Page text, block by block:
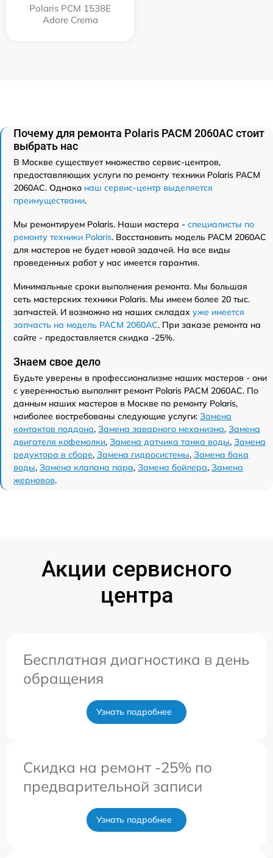
Polaris PCM 1538E
Adore Crema
Почему для ремонта Polaris PACM 2060AC стоит
выбрать нас
В Москве существует множество сервис-центров,
предоставляющих услуги по ремонту техники Polaris PACM
2060AC. Однако наш сервис-центр выделяется
преимуществами.
Мы ремонтируем Polaris. Наши мастера - специалисты по
ремонту техники Polaris. Восстановить модель PACM 2060AC
для мастеров не будет новой задачей. На все виды
проведенных работ у нас имеется гарантия.
Минимальные сроки выполнения ремонта. Мы большая
сеть мастерских техники Polaris. Мы имеем более 20 тыс.
запчастей. И возможно на наших складах уже имеется
запчасть на модель PACM 2060AC. При заказе ремонта на
сайте - предоставляется скидка -25%.
Знаем свое дело
Будьте уверены в профессионализме наших мастеров - они
с уверенностью выполнят ремонт Polaris PACM 2060AC. По
данным наших мастеров в Москве по ремонту Polaris,
наиболее востребованы следующие услуги: Замена
контактов поддона, Замена заварного механизма, Замена
двигателя кофемолки, Замена датчика танка воды, Замена
редуктора в сборе, Замена гидросистемы, Замена бака
воды, Замена клапана пара, Замена бойлера, Замена
жерновов.
Акции сервисного
центра
Бесплатная диагностика в день
обращения
Узнать подробнее
Скидка на ремонт -25% по
предварительной записи
Узнать подробнее